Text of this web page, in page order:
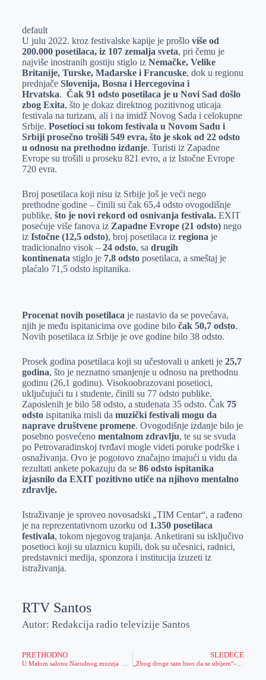
default
U julu 2022. kroz festivalske kapije je prošlo više od
200.000 posetilaca, iz 107 zemalja sveta, pri čemu je
najviše inostranih gostiju stiglo iz Nemačke, Velike
Britanije, Turske, Mađarske i Francuske, dok u regionu
prednjače Slovenija, Bosna i Hercegovina i
Hrvatska. Čak 91 odsto posetilaca je u Novi Sad došlo
zbog Exita, što je dokaz direktnog pozitivnog uticaja
festivala na turizam, ali i na imidž Novog Sada i celokupne
Srbije. Posetioci su tokom festivala u Novom Sadu i
Srbiji prosečno trošili 549 evra, što je skok od 22 odsto
u odnosu na prethodno izdanje. Turisti iz Zapadne
Evrope su trošili u proseku 821 evro, a iz Istočne Evrope
720 evra.
Broj posetilaca koji nisu iz Srbije još je veći nego
prethodne godine – činili su čak 65,4 odsto ovogodišnje
publike, što je novi rekord od osnivanja festivala.EXIT
posećuje više fanova iz Zapadne Evrope (21 odsto)nego
iz Istočne (12,5 odsto), broj posetilaca iz regiona je
tradicionalno visok – 24 odsto, sa drugih
kontinenata stiglo je 7,8 odstoposetilaca, a smeštaj je
plaćalo 71,5 odsto ispitanika.
Procenat novih posetilaca je nastavio da se povećava,
njih je među ispitanicima ove godine bilo čak 50,7 odsto.
Novih posetilaca iz Srbije je ove godine bilo 38 odsto.
Prosek godina posetilaca koji su učestovali u anketi je 25,7
godina, što je neznatno smanjenje u odnosu na prethodnu
godinu (26,1 godinu). Visokoobrazovani posetioci,
uključujući tu i studente, činili su 77 odsto publike.
Zaposlenih je bilo 58 odsto, a studenata 35 odsto. Čak 75
odsto ispitanika misli da muzički festivali mogu da
naprave društvene promene. Ovogodišnje izdanje bilo je
posebno posvećeno mentalnom zdravlju, te su se svuda
po Petrovaradinskoj tvrđavi mogle videti poruke podrške i
osnaživanja. Ovo je pogotovo značajno imajući u vidu da
rezultati ankete pokazuju da se 86 odsto ispitanika
izjasnilo da EXIT pozitivno utiče na njihovo mentalno
zdravlje.
Istraživanje je sproveo novosadski „TIM Centar“, a rađeno
je na reprezentativnom uzorku od 1.350 posetilaca
festivala, tokom njegovog trajanja. Anketirani su isključivo
posetioci koji su ulaznicu kupili, dok su učesnici, radnici,
predstavnici medija, sponzora i institucija izuzeti iz
istraživanja.
RTV Santos
Autor: Redakcija radio televizije Santos
PRETHODNO SLEDEĆE